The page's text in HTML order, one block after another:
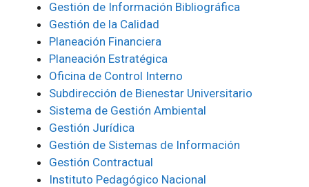
Gestión de Información Bibliográfica
Gestión de la Calidad
Planeación Financiera
Planeación Estratégica
Oficina de Control Interno
Subdirección de Bienestar Universitario
Sistema de Gestión Ambiental
Gestión Jurídica
Gestión de Sistemas de Información
Gestión Contractual
Instituto Pedagógico Nacional